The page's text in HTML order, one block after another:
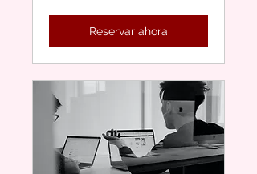
Reservar ahora